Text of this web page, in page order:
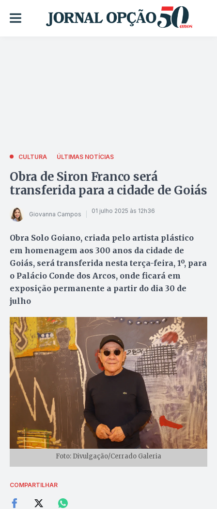
CULTURA ÚLTIMAS NOTÍCIAS
Obra de Siron Franco será
transferida para a cidade de Goiás
Giovanna Campos 01 julho 2025 às 12h36
Obra Solo Goiano, criada pelo artista plástico
em homenagem aos 300 anos da cidade de
Goiás, será transferida nesta terça-feira, 1º, para
o Palácio Conde dos Arcos, onde ficará em
exposição permanente a partir do dia 30 de
julho
Foto: Divulgação/Cerrado Galeria
COMPARTILHAR